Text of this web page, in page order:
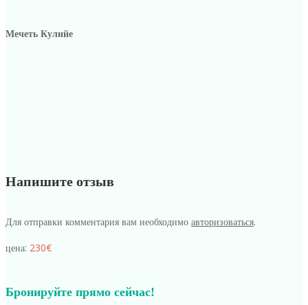
Мечеть Кулийе
Напишите отзыв
Для отправки комментария вам необходимо авторизоваться.
цена: 230€
Бронируйте прямо сейчас!